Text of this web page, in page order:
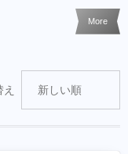
More